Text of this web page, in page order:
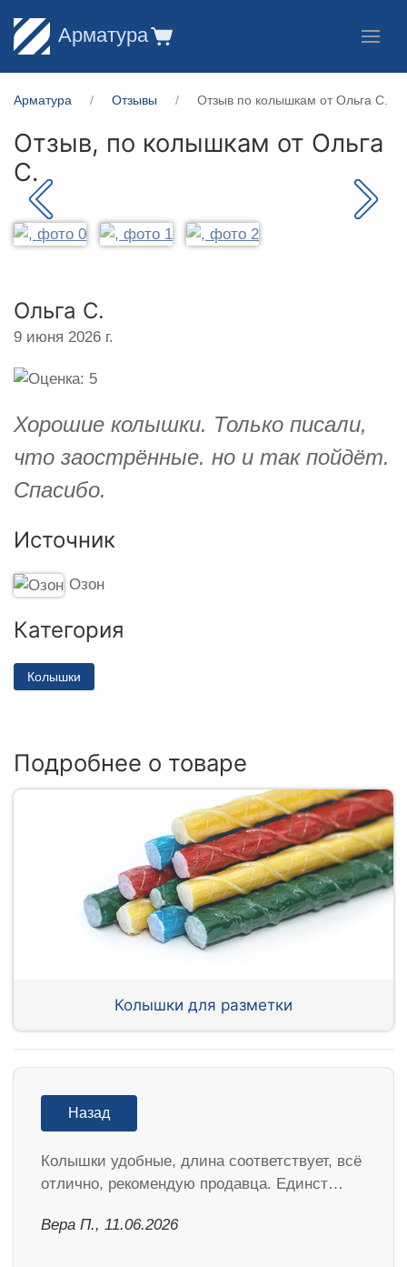
Арматура
Арматура Отзывы Отзыв по колышкам от Ольга С.
Отзыв, по колышкам от Ольга
С.
Ольга С.
9 июня 2026 г.
Хорошие колышки. Только писали,
что заострённые. но и так пойдёт.
Спасибо.
Источник
Озон
Категория
Колышки
Подробнее о товаре
Колышки для разметки
Назад
Колышки удобные, длина соответствует, всё
отлично, рекомендую продавца. Единст…
Вера П., 11.06.2026